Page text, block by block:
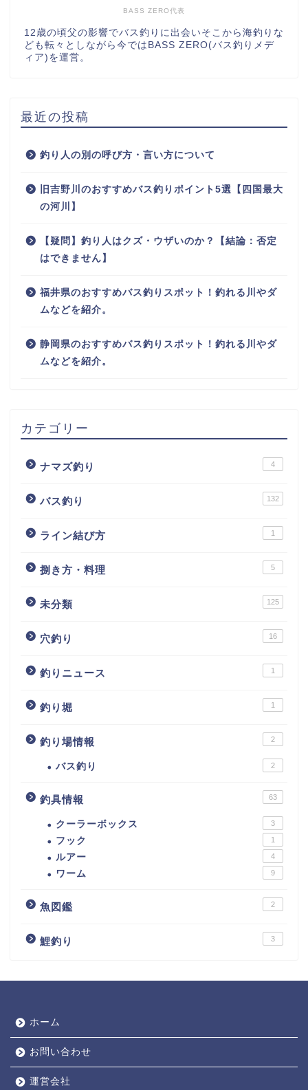
BASS ZERO代表
12歳の頃父の影響でバス釣りに出会いそこから海釣りな
ども転々としながら今ではBASS ZERO(バス釣りメデ
ィア)を運営。
最近の投稿
釣り人の別の呼び方・言い方について
旧吉野川のおすすめバス釣りポイント5選【四国最大
の河川】
【疑問】釣り人はクズ・ウザいのか？【結論：否定
はできません】
福井県のおすすめバス釣りスポット！釣れる川やダ
ムなどを紹介。
静岡県のおすすめバス釣りスポット！釣れる川やダ
ムなどを紹介。
カテゴリー
ナマズ釣り 4
バス釣り 132
ライン結び方 1
捌き方・料理 5
未分類 125
穴釣り 16
釣りニュース 1
釣り堀 1
釣り場情報 2
バス釣り 2
釣具情報 63
クーラーボックス 3
フック 1
ルアー 4
ワーム 9
魚図鑑 2
鯉釣り 3
ホーム
お問い合わせ
運営会社